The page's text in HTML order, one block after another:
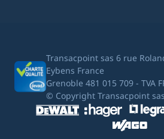
Transacpoint sas 6 rue
Eybens France
Grenoble 481 015 709 - TVA
© Copyright Transacpoint